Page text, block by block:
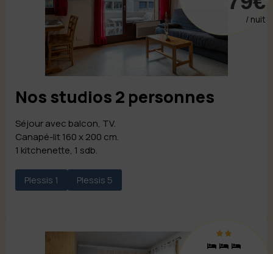
/ nuit
Nos studios 2 personnes
Séjour avec balcon, TV.
Canapé-lit 160 x 200 cm.
1 kitchenette, 1 sdb.
Plessis 1 Plessis 5